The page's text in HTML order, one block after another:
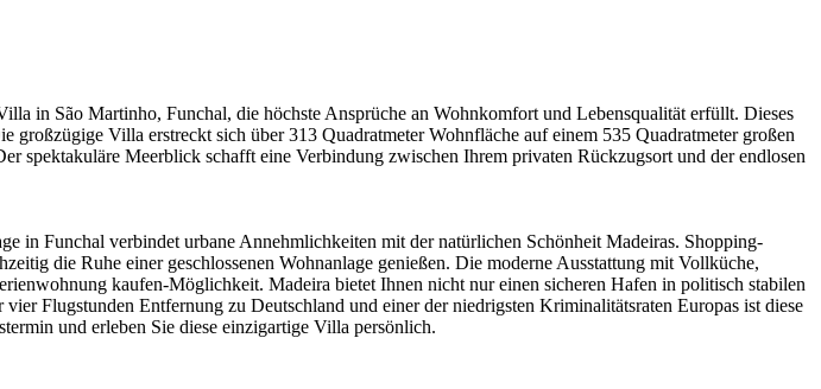
in São Martinho, Funchal, die höchste Ansprüche an Wohnkomfort und Lebensqualität erfüllt. Dieses
Villa erstreckt sich über 313 Quadratmeter Wohnfläche auf einem 535 Quadratmeter großen
spektakuläre Meerblick schafft eine Verbindung zwischen Ihrem privaten Rückzugsort und der endlosen
in Funchal verbindet urbane Annehmlichkeiten mit der natürlichen Schönheit Madeiras. Shopping-
die Ruhe einer geschlossenen Wohnanlage genießen. Die moderne Ausstattung mit Vollküche,
kaufen-Möglichkeit. Madeira bietet Ihnen nicht nur einen sicheren Hafen in politisch stabilen
Flugstunden Entfernung zu Deutschland und einer der niedrigsten Kriminalitätsraten Europas ist diese
und erleben Sie diese einzigartige Villa persönlich.